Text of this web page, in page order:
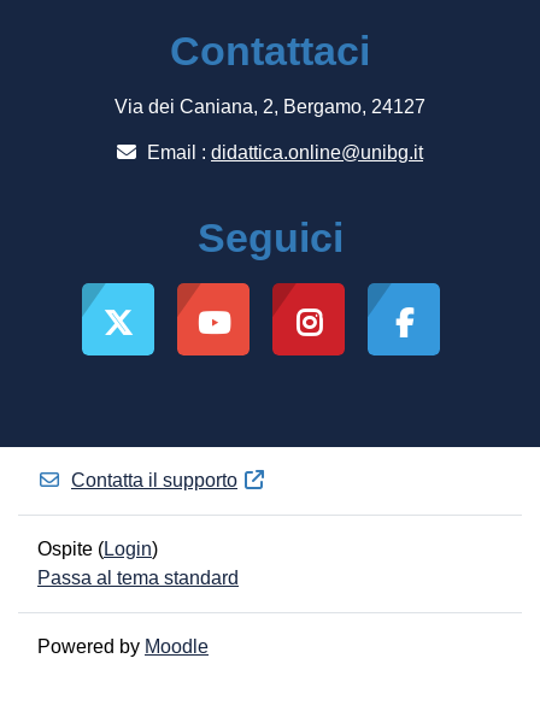
Contattaci
Via dei Caniana, 2, Bergamo, 24127
Email : didattica.online@unibg.it
Seguici
Contatta il supporto
Ospite (Login)
Passa al tema standard
Powered by Moodle